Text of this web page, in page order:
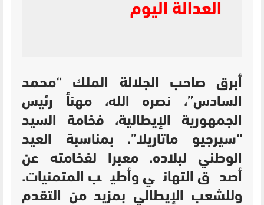
العدالة اليوم
أبرق صاحب الجلالة الملك “محمد
السادس”، نصره الله، مهنأ رئيس
الجمهورية الإيطالية، فخامة السيد
“سيرجيو ماتاريلا”. بمناسبة العيد
الوطني لبلاده. معبرا لفخامته عن
أصدق التهاني وأطيب المتمنيات.
وللشعب الإيطالي بمزيد من التقدم